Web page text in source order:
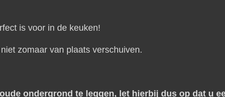
is voor in de keuken!
zomaar van plaats verschuiven.
ondergrond te leggen, let hierbij dus op dat u